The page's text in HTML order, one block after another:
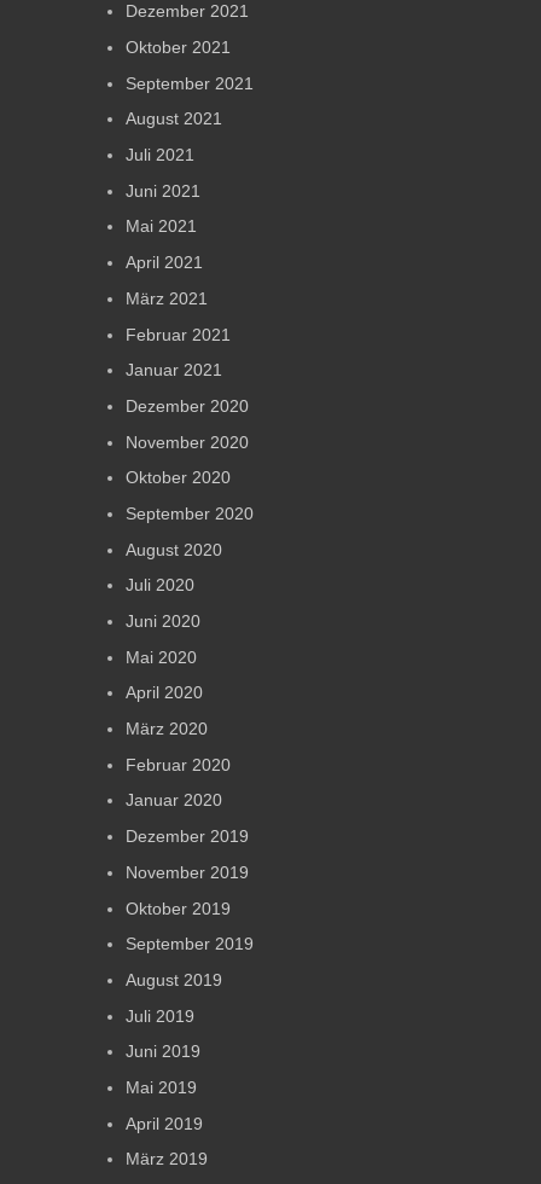
Dezember 2021
Oktober 2021
September 2021
August 2021
Juli 2021
Juni 2021
Mai 2021
April 2021
März 2021
Februar 2021
Januar 2021
Dezember 2020
November 2020
Oktober 2020
September 2020
August 2020
Juli 2020
Juni 2020
Mai 2020
April 2020
März 2020
Februar 2020
Januar 2020
Dezember 2019
November 2019
Oktober 2019
September 2019
August 2019
Juli 2019
Juni 2019
Mai 2019
April 2019
März 2019